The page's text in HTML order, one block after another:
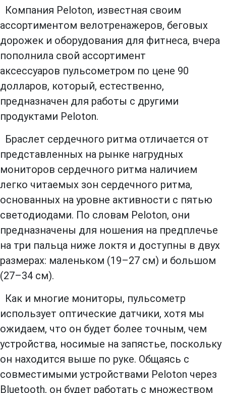
Компания Peloton, известная своим
ассортиментом велотренажеров, беговых
дорожек и оборудования для фитнеса, вчера
пополнила свой ассортимент
аксессуаров пульсометром по цене 90
долларов, который, естественно,
предназначен для работы с другими
продуктами Peloton.
Браслет сердечного ритма отличается от
представленных на рынке нагрудных
мониторов сердечного ритма наличием
легко читаемых зон сердечного ритма,
основанных на уровне активности с пятью
светодиодами. По словам Peloton, они
предназначены для ношения на предплечье
на три пальца ниже локтя и доступны в двух
размерах: маленьком (19–27 см) и большом
(27–34 см).
Как и многие мониторы, пульсометр
использует оптические датчики, хотя мы
ожидаем, что он будет более точным, чем
устройства, носимые на запястье, поскольку
он находится выше по руке. Общаясь с
совместимыми устройствами Peloton через
Bluetooth, он будет работать с множеством